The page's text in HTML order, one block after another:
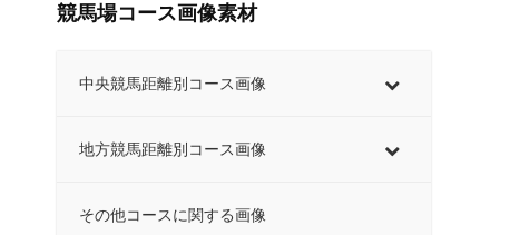
競馬場コース画像素材
中央競馬距離別コース画像
地方競馬距離別コース画像
その他コースに関する画像